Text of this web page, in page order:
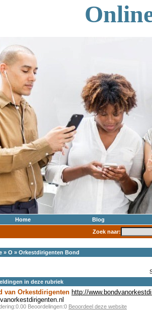
Home
Blog
Zoek naar:
» O » Orkestdirigenten Bond
in deze rubriek
van Orkestdirigenten http://
Beoordelingen:0 Beoordeel deze website